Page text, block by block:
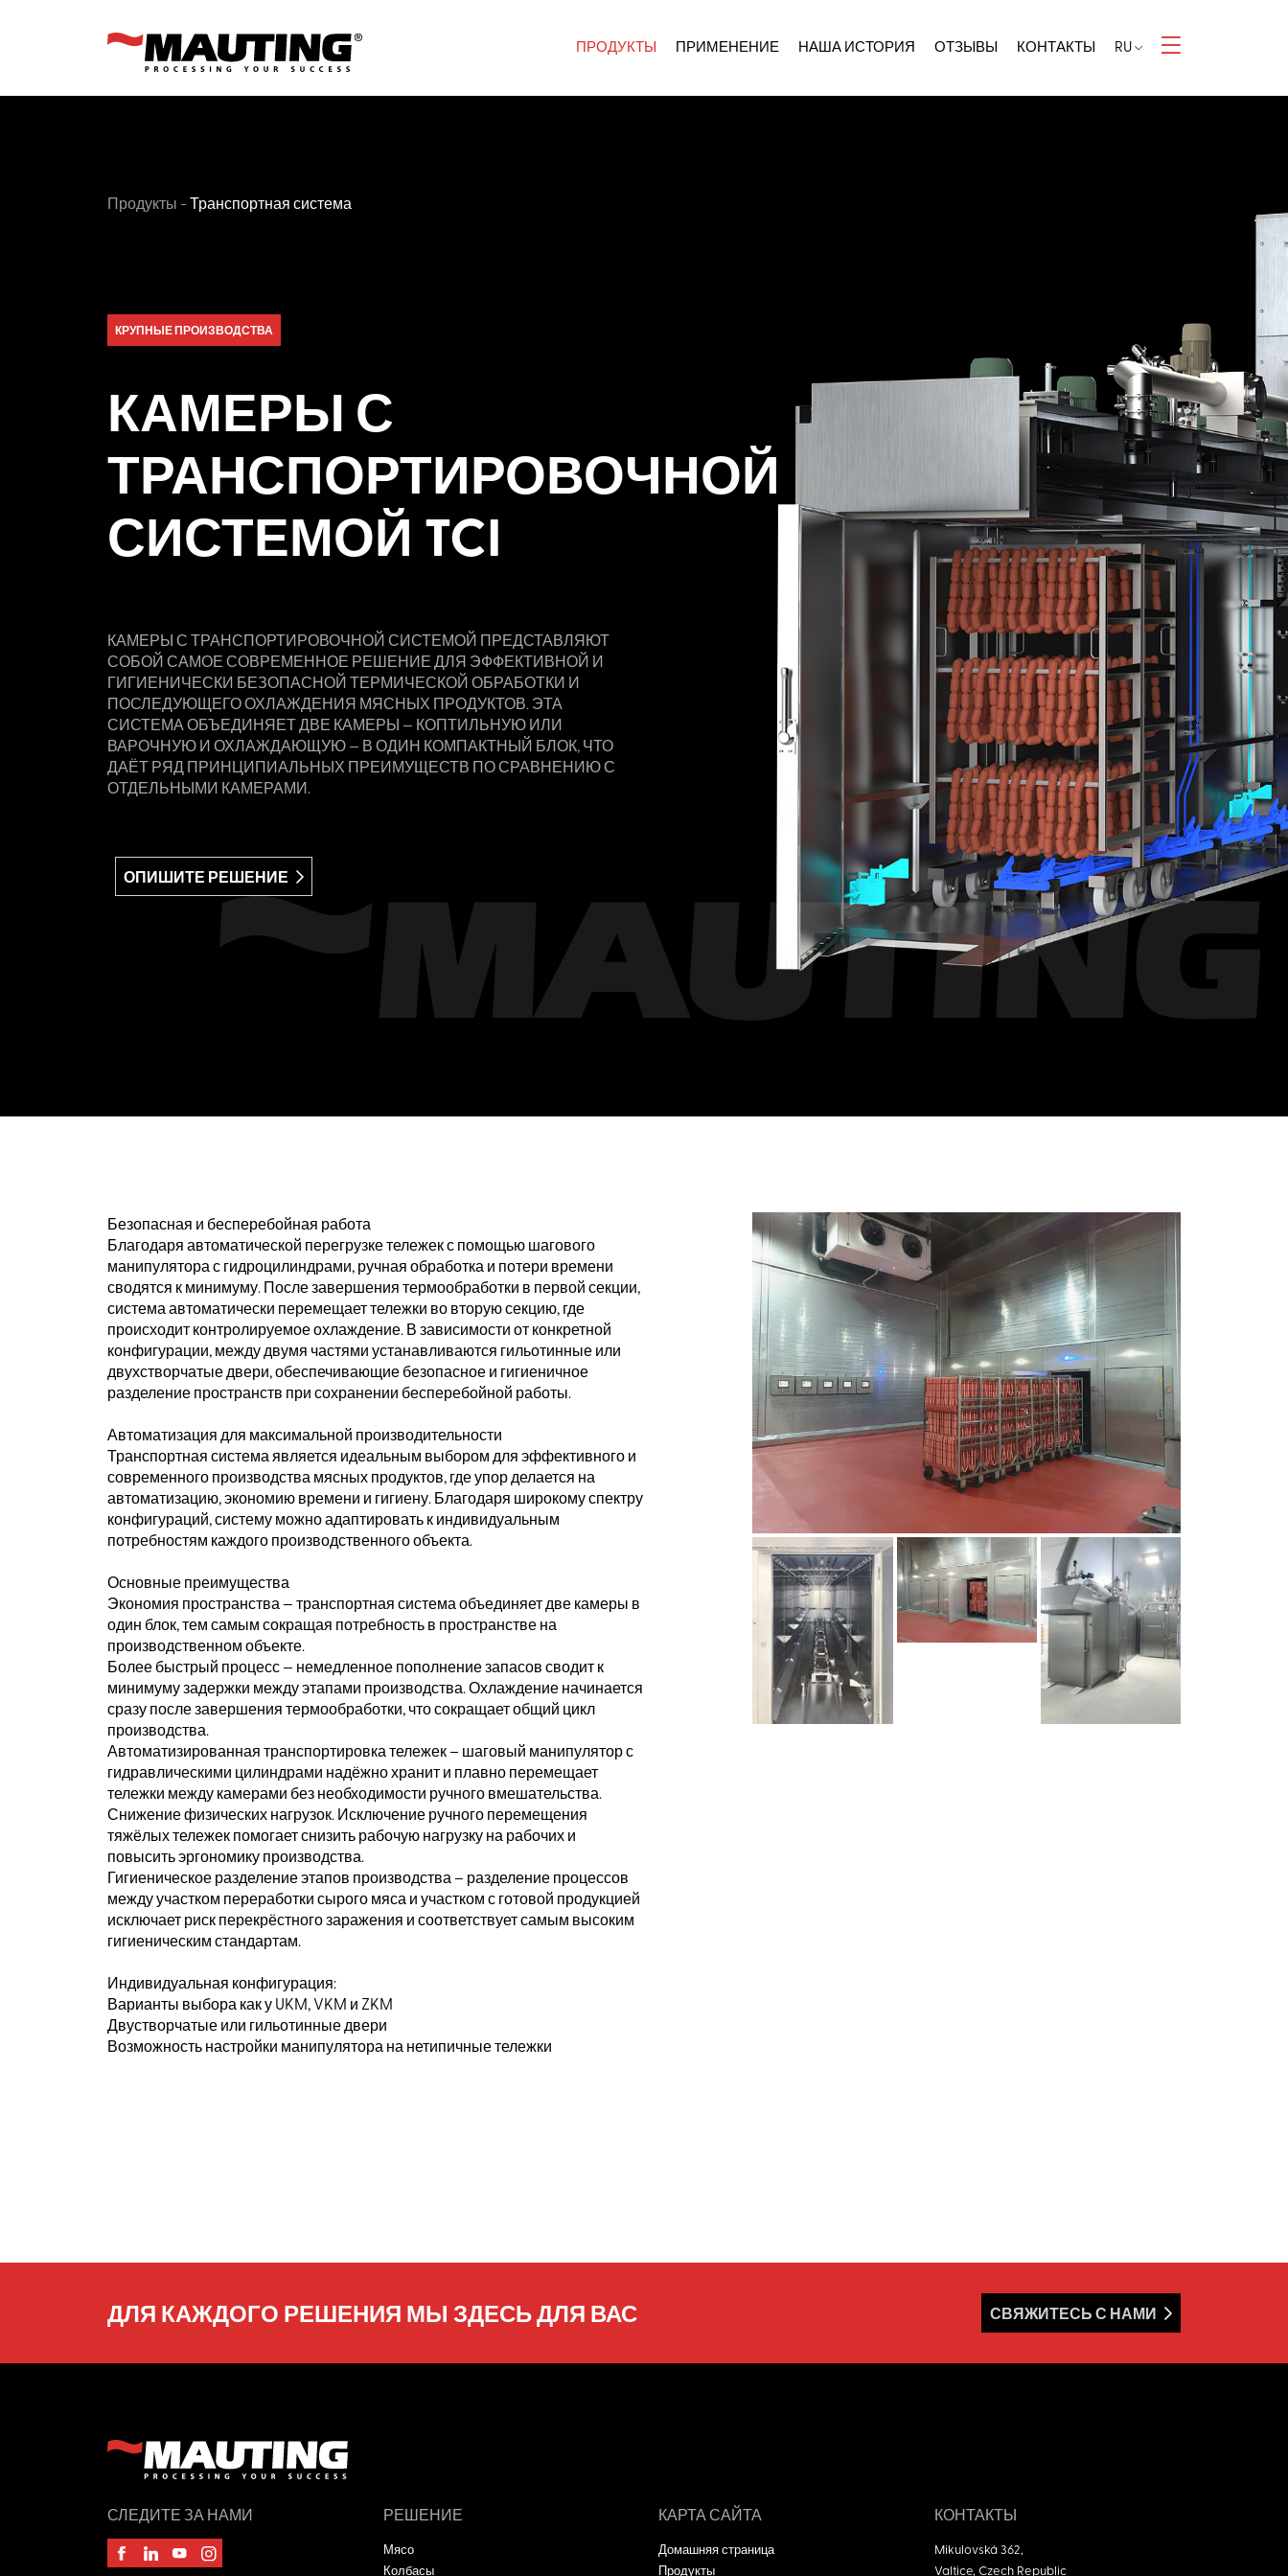
ПРОДУКТЫ ПРИМЕНЕНИЕ НАША ИСТОРИЯ ОТЗЫВЫ КОНТАКТЫ RU
Продукты -Транспортная система
КРУПНЫЕ ПРОИЗВОДСТВА
КАМЕРЫ С
ТРАНСПОРТИРОВОЧНОЙ
СИСТЕМОЙ TCI
КАМЕРЫ С ТРАНСПОРТИРОВОЧНОЙ СИСТЕМОЙ ПРЕДСТАВЛЯЮТ
СОБОЙ САМОЕ СОВРЕМЕННОЕ РЕШЕНИЕ ДЛЯ ЭФФЕКТИВНОЙ И
ГИГИЕНИЧЕСКИ БЕЗОПАСНОЙ ТЕРМИЧЕСКОЙ ОБРАБОТКИ И
ПОСЛЕДУЮЩЕГО ОХЛАЖДЕНИЯ МЯСНЫХ ПРОДУКТОВ. ЭТА
СИСТЕМА ОБЪЕДИНЯЕТ ДВЕ КАМЕРЫ — КОПТИЛЬНУЮ ИЛИ
ВАРОЧНУЮ И ОХЛАЖДАЮЩУЮ — В ОДИН КОМПАКТНЫЙ БЛОК, ЧТО
ДАЁТ РЯД ПРИНЦИПИАЛЬНЫХ ПРЕИМУЩЕСТВ ПО СРАВНЕНИЮ С
ОТДЕЛЬНЫМИ КАМЕРАМИ.
ОПИШИТЕ РЕШЕНИЕ
Безопасная и бесперебойная работа
Благодаря автоматической перегрузке тележек с помощью шагового
манипулятора с гидроцилиндрами, ручная обработка и потери времени
сводятся к минимуму. После завершения термообработки в первой секции,
система автоматически перемещает тележки во вторую секцию, где
происходит контролируемое охлаждение. В зависимости от конкретной
конфигурации, между двумя частями устанавливаются гильотинные или
двухстворчатые двери, обеспечивающие безопасное и гигиеничное
разделение пространств при сохранении бесперебойной работы.
Автоматизация для максимальной производительности
Транспортная система является идеальным выбором для эффективного и
современного производства мясных продуктов, где упор делается на
автоматизацию, экономию времени и гигиену. Благодаря широкому спектру
конфигураций, систему можно адаптировать к индивидуальным
потребностям каждого производственного объекта.
Основные преимущества
Экономия пространства — транспортная система объединяет две камеры в
один блок, тем самым сокращая потребность в пространстве на
производственном объекте.
Более быстрый процесс — немедленное пополнение запасов сводит к
минимуму задержки между этапами производства. Охлаждение начинается
сразу после завершения термообработки, что сокращает общий цикл
производства.
Автоматизированная транспортировка тележек – шаговый манипулятор с
гидравлическими цилиндрами надёжно хранит и плавно перемещает
тележки между камерами без необходимости ручного вмешательства.
Снижение физических нагрузок. Исключение ручного перемещения
тяжёлых тележек помогает снизить рабочую нагрузку на рабочих и
повысить эргономику производства.
Гигиеническое разделение этапов производства – разделение процессов
между участком переработки сырого мяса и участком с готовой продукцией
исключает риск перекрёстного заражения и соответствует самым высоким
гигиеническим стандартам.
Индивидуальная конфигурация:
Варианты выбора как у UKM, VKM и ZKM
Двустворчатые или гильотинные двери
Возможность настройки манипулятора на нетипичные тележки
ДЛЯ КАЖДОГО РЕШЕНИЯ МЫ ЗДЕСЬ ДЛЯ ВАС СВЯЖИТЕСЬ С НАМИ
СЛЕДИТЕ ЗА НАМИ РЕШЕНИЕ
Мясо
Колбасы
КАРТА САЙТА
Домашняя страница
Продукты
КОНТАКТЫ
Mikulovská 362,
Valtice, Czech Republic